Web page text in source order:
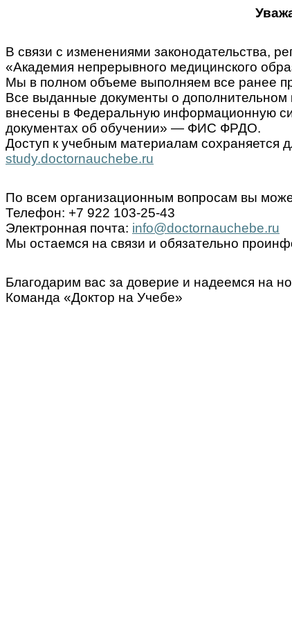
В связи с изменениями законодательства,
«Академия непрерывного медицинского
Мы в полном объеме выполняем все ранее
Все выданные документы о
внесены в Федеральную информационную
документах об обучении» — ФИС ФРДО.
Доступ к учебным материалам сохраняется
study.doctornauchebe.ru
По всем организационным вопросам вы
Телефон: +7 922 103-25-43
Электронная почта: info@doctornauchebe.ru
Мы остаемся на связи и обязательно
Благодарим вас за доверие и надеемся на
Команда «Доктор на Учебе»